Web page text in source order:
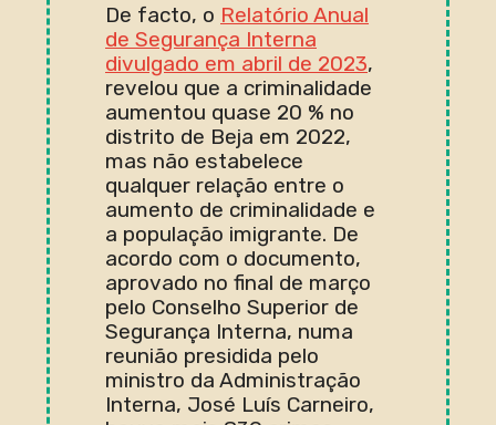
De facto, o Relatório Anual
de Segurança Interna
divulgado em abril de 2023,
revelou que a criminalidade
aumentou quase 20 % no
distrito de Beja em 2022,
mas não estabelece
qualquer relação entre o
aumento de criminalidade e
a população imigrante. De
acordo com o documento,
aprovado no final de março
pelo Conselho Superior de
Segurança Interna, numa
reunião presidida pelo
ministro da Administração
Interna, José Luís Carneiro,